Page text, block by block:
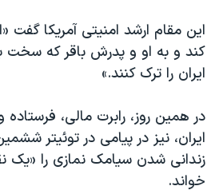
این مقام ارشد امنیتی آمریکا گفت
کند و به او و پدرش باقر که سخت
ایران را ترک کنند.»
در همین روز، رابرت مالی، فرستاده
ایران، نیز در پیامی در توئیتر
زندانی شدن سیامک نمازی را «یک
خواند.